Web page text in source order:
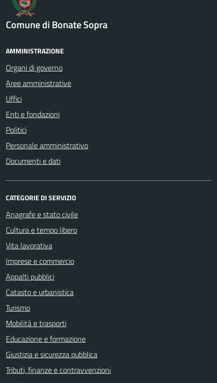
Comune di Bonate Sopra
AMMINISTRAZIONE
Organi di governo
Aree amministrative
Uffici
Enti e fondazioni
Politici
Personale amministrativo
Documenti e dati
CATEGORIE DI SERVIZIO
Anagrafe e stato civile
Cultura e tempo libero
Vita lavorativa
Imprese e commercio
Appalti pubblici
Catasto e urbanistica
Turismo
Mobilità e trasporti
Educazione e formazione
Giustizia e sicurezza pubblica
Tributi, finanze e contravvenzioni